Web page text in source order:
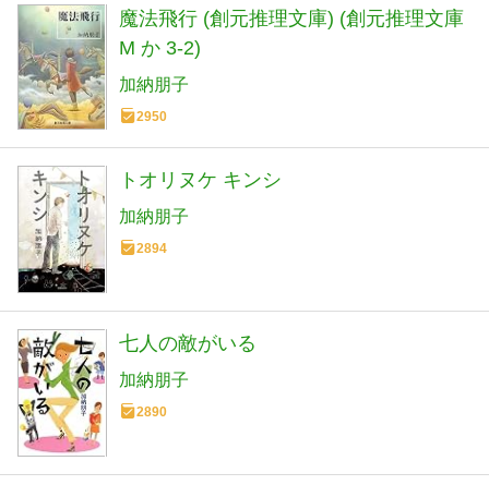
魔法飛行 (創元推理文庫) (創元推理文庫
M か 3-2)
加納朋子
2950
トオリヌケ キンシ
加納朋子
2894
七人の敵がいる
加納朋子
2890